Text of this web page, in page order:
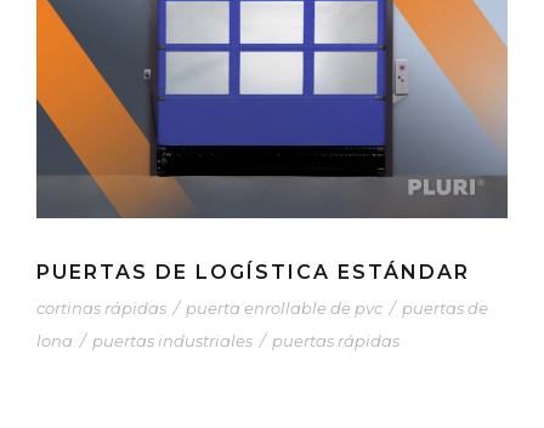
PUERTAS DE LOGÍSTICA ESTÁNDAR
cortinas rápidas / puerta enrollable de pvc / puertas de
lona / puertas industriales / puertas rápidas